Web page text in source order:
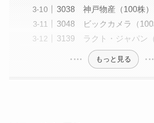
3038 神戸物産（100株）
3048 ビックカメラ（100
3139 ラクト・ジャパン（
もっと見る